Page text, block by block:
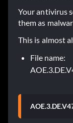
Your antivirus
them as
This is almost
File name: